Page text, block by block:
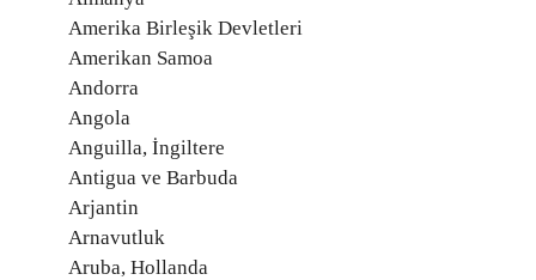
Amerika Birleşik Devletleri
Amerikan Samoa
Andorra
Angola
Anguilla, İngiltere
Antigua ve Barbuda
Arjantin
Arnavutluk
Aruba, Hollanda